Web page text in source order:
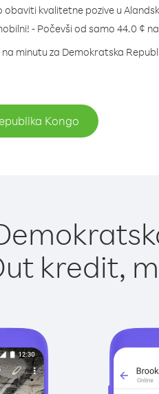
obaviti kvalitetne pozive u
- Počevši od samo 44.0 ¢
minutu za Demokratska
Kongo
kredit,